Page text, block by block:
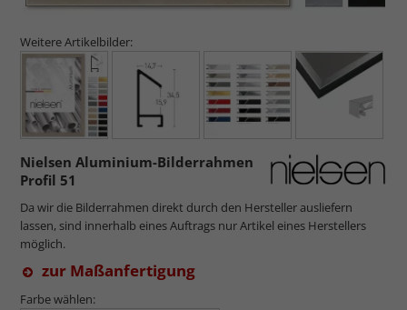
Weitere Artikelbilder:
Nielsen Aluminium-Bilderrahmen
Profil 51
Da wir die Bilderrahmen direkt durch den Hersteller ausliefern
lassen, sind innerhalb eines Auftrags nur Artikel eines Herstellers
möglich.
zur Maßanfertigung
Farbe wählen: